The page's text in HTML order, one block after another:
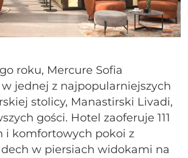
roku, Mercure Sofia
jednej z najpopularniejszych
stolicy, Manastirski Livadi,
gości. Hotel zaoferuje 111
i komfortowych pokoi z
w piersiach widokami na